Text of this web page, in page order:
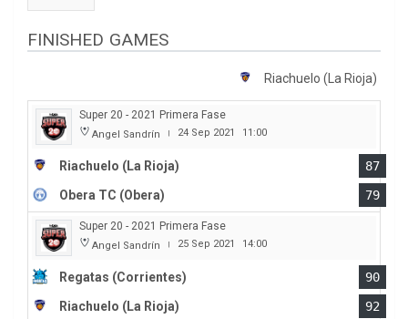
FINISHED GAMES
Riachuelo (La Rioja)
Super 20 - 2021 Primera Fase
Angel Sandrín | 24 Sep 2021 11:00
Riachuelo (La Rioja)
87
Obera TC (Obera)
79
Super 20 - 2021 Primera Fase
Angel Sandrín | 25 Sep 2021 14:00
Regatas (Corrientes)
90
Riachuelo (La Rioja)
92